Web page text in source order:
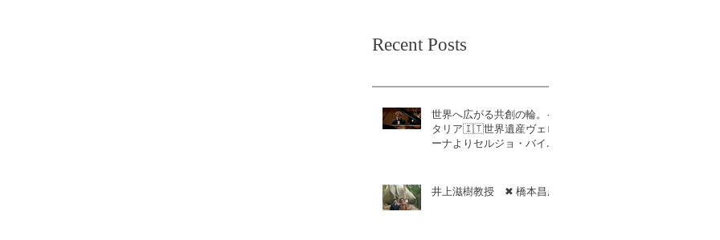
Recent Posts
世界へ広がる共創の輪。イ
タリア🇮🇹世界遺産ヴェロ
ーナよりセルジョ・バイエ
井上滋樹教授 ✖︎ 橋本昌彦